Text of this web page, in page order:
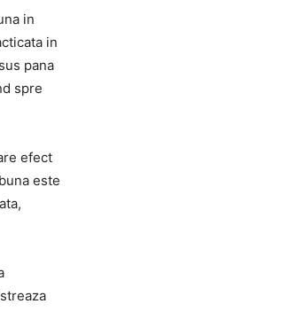
in
in
pana
spre
efect
este